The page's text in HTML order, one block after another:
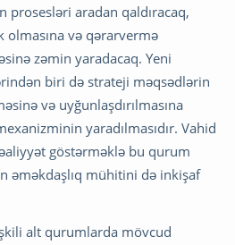
prosesləri aradan qaldıracaq,
olmasına və qərarvermə
zəmin yaradacaq. Yeni
biri də strateji məqsədlərin
və uyğunlaşdırılmasına
yaradılmasıdır. Vahid
göstərməklə bu qurum
əməkdaşlıq mühitini də inkişaf
alt qurumlarda mövcud